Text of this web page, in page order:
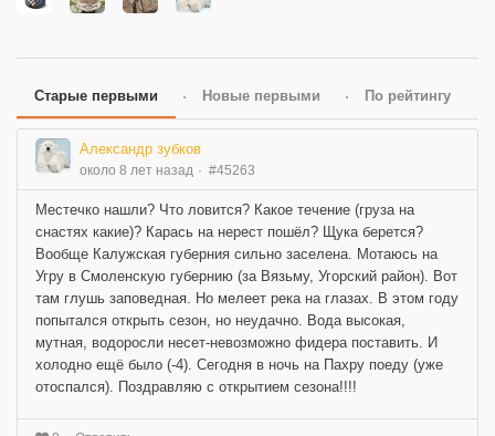
Старые первыми Новые первыми По рейтингу
Александр зубков
около 8 лет назад #45263
Местечко нашли? Что ловится? Какое течение (груза на
снастях какие)? Карась на нерест пошёл? Щука берется?
Вообще Калужская губерния сильно заселена. Мотаюсь на
Угру в Смоленскую губернию (за Вязьму, Угорский район). Вот
там глушь заповедная. Но мелеет река на глазах. В этом году
попытался открыть сезон, но неудачно. Вода высокая,
мутная, водоросли несет-невозможно фидера поставить. И
холодно ещё было (-4). Сегодня в ночь на Пахру поеду (уже
отоспался). Поздравляю с открытием сезона!!!!